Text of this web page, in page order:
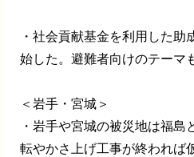
・社会貢献基金を利用した
始した。避難者向けのテーマ
＜岩手・宮城＞
・岩手や宮城の被災地は福島
転やかさ上げ工事が終われば